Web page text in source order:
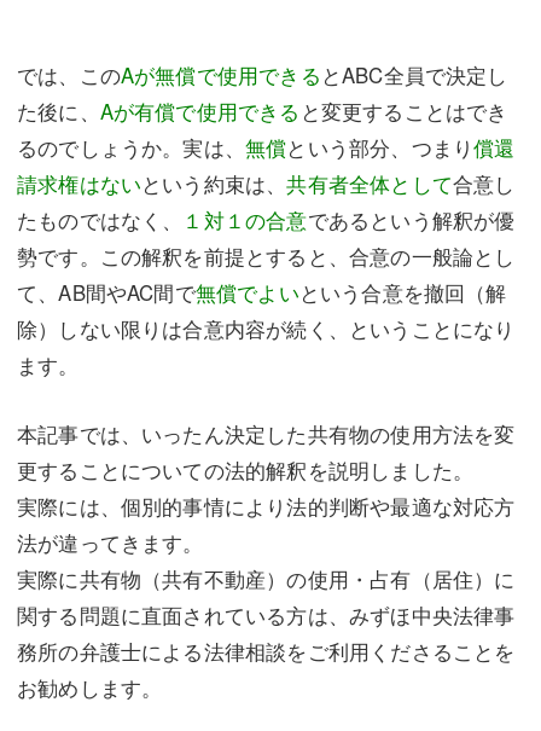
では、このAが無償で使用できる とABC全員で決定し
た後に、 Aが有償で使用できる と変更することはでき
るのでしょうか。実は、無償という部分、つまり償還
請求権はないという約束は、共有者全体として合意し
たものではなく、
１対１の合意であるという解釈が優
勢です。この解釈を前提とすると、合意の一般論とし
て、AB間やAC間で無償でよいという合意を撤回（解
除）しない限りは合意内容が続く、ということになり
ます。
本記事では、いったん決定した共有物の使用方法を変
更することについての法的解釈を説明しました。
実際には、個別的事情により法的判断や最適な対応方
法が違ってきます。
実際に共有物（共有不動産）の使用・占有（居住）に
関する問題に直面されている方は、みずほ中央法律事
務所の弁護士による法律相談をご利用くださることを
お勧めします。